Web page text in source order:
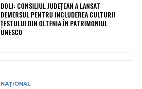
DOLJ: CONSILIUL JUDEȚEAN A LANSAT
DEMERSUL PENTRU INCLUDEREA CULTURII
ȚESTULUI DIN OLTENIA ÎN PATRIMONIUL
UNESCO
NAȚIONAL